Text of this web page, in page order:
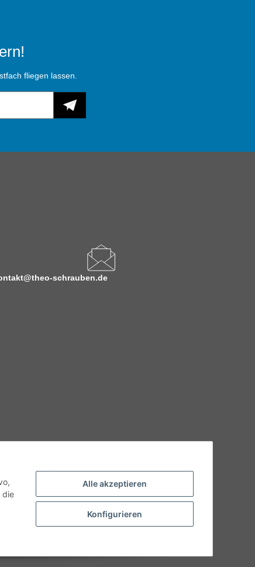
Alle akzeptieren
Konfigurieren
die
fliegen lassen.
schrauben.de
abweichen.